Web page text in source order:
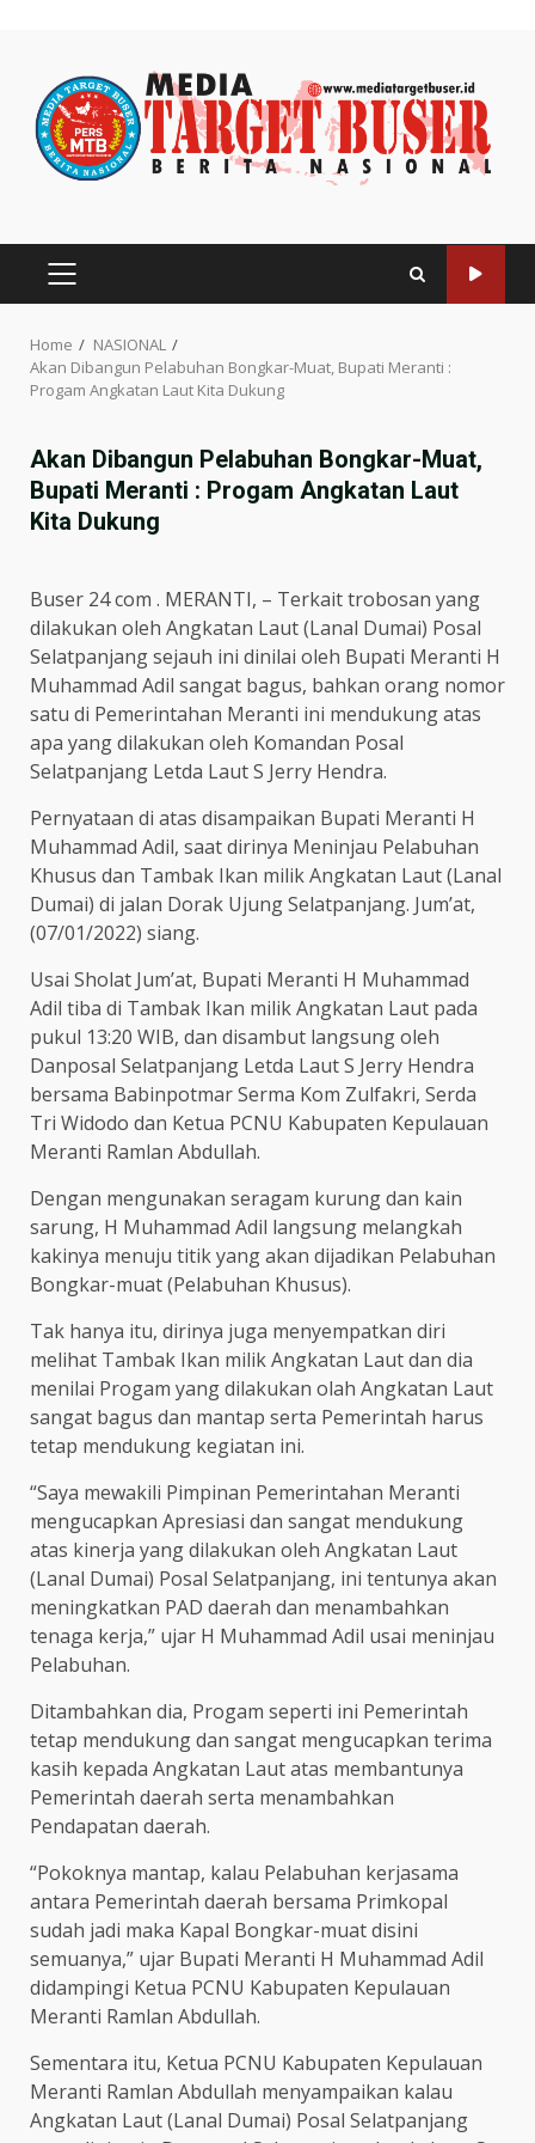
content
PRIMARY
Home
NASIONAL
Akan Dibangun Pelabuhan Bongkar-Muat, Bupati Meranti :
Progam Angkatan Laut Kita Dukung
Akan Dibangun Pelabuhan Bongkar-Muat,
Bupati Meranti : Progam Angkatan Laut
Kita Dukung
Buser 24 com . MERANTI, – Terkait trobosan yang
dilakukan oleh Angkatan Laut (Lanal Dumai) Posal
Selatpanjang sejauh ini dinilai oleh Bupati Meranti H
Muhammad Adil sangat bagus, bahkan orang nomor
satu di Pemerintahan Meranti ini mendukung atas
apa yang dilakukan oleh Komandan Posal
Selatpanjang Letda Laut S Jerry Hendra.
Pernyataan di atas disampaikan Bupati Meranti H
Muhammad Adil, saat dirinya Meninjau Pelabuhan
Khusus dan Tambak Ikan milik Angkatan Laut (Lanal
Dumai) di jalan Dorak Ujung Selatpanjang. Jum’at,
(07/01/2022) siang.
Usai Sholat Jum’at, Bupati Meranti H Muhammad
Adil tiba di Tambak Ikan milik Angkatan Laut pada
pukul 13:20 WIB, dan disambut langsung oleh
Danposal Selatpanjang Letda Laut S Jerry Hendra
bersama Babinpotmar Serma Kom Zulfakri, Serda
Tri Widodo dan Ketua PCNU Kabupaten Kepulauan
Meranti Ramlan Abdullah.
Dengan mengunakan seragam kurung dan kain
sarung, H Muhammad Adil langsung melangkah
kakinya menuju titik yang akan dijadikan Pelabuhan
Bongkar-muat (Pelabuhan Khusus).
Tak hanya itu, dirinya juga menyempatkan diri
melihat Tambak Ikan milik Angkatan Laut dan dia
menilai Progam yang dilakukan olah Angkatan Laut
sangat bagus dan mantap serta Pemerintah harus
tetap mendukung kegiatan ini.
“Saya mewakili Pimpinan Pemerintahan Meranti
mengucapkan Apresiasi dan sangat mendukung
atas kinerja yang dilakukan oleh Angkatan Laut
(Lanal Dumai) Posal Selatpanjang, ini tentunya akan
meningkatkan PAD daerah dan menambahkan
tenaga kerja,” ujar H Muhammad Adil usai meninjau
Pelabuhan.
Ditambahkan dia, Progam seperti ini Pemerintah
tetap mendukung dan sangat mengucapkan terima
kasih kepada Angkatan Laut atas membantunya
Pemerintah daerah serta menambahkan
Pendapatan daerah.
“Pokoknya mantap, kalau Pelabuhan kerjasama
antara Pemerintah daerah bersama Primkopal
sudah jadi maka Kapal Bongkar-muat disini
semuanya,” ujar Bupati Meranti H Muhammad Adil
didampingi Ketua PCNU Kabupaten Kepulauan
Meranti Ramlan Abdullah.
Sementara itu, Ketua PCNU Kabupaten Kepulauan
Meranti Ramlan Abdullah menyampaikan kalau
Angkatan Laut (Lanal Dumai) Posal Selatpanjang